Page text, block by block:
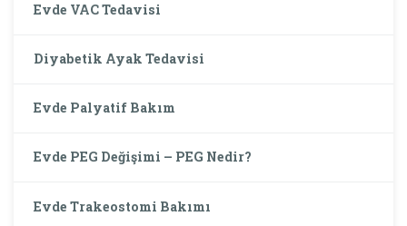
Evde VAC Tedavisi
Diyabetik Ayak Tedavisi
Evde Palyatif Bakım
Evde PEG Değişimi – PEG Nedir?
Evde Trakeostomi Bakımı